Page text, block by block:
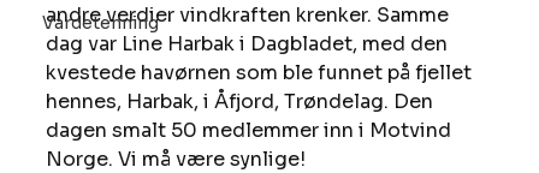
Vardetenning
andre verdier vindkraften krenker. Samme
dag var Line Harbak i Dagbladet, med den
kvestede havørnen som ble funnet på fjellet
hennes, Harbak, i Åfjord, Trøndelag. Den
dagen smalt 50 medlemmer inn i Motvind
Norge. Vi må være synlige!